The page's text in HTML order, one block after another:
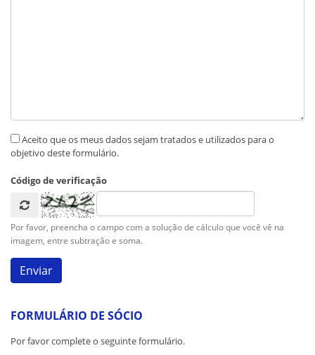
Aceito que os meus dados sejam tratados e utilizados para o
objetivo deste formulário.
Código de verificação
Por favor, preencha o campo com a solução de cálculo que você vê na
imagem, entre subtração e soma.
FORMULÁRIO DE SÓCIO
Por favor complete o seguinte formulário.